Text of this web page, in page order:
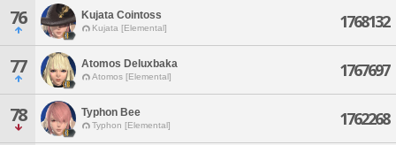
76 Kujata Cointoss
Kujata [Elemental] 1768132
77 Atomos Deluxbaka
Atomos [Elemental] 1767697
78 Typhon Bee
Typhon [Elemental] 1762268